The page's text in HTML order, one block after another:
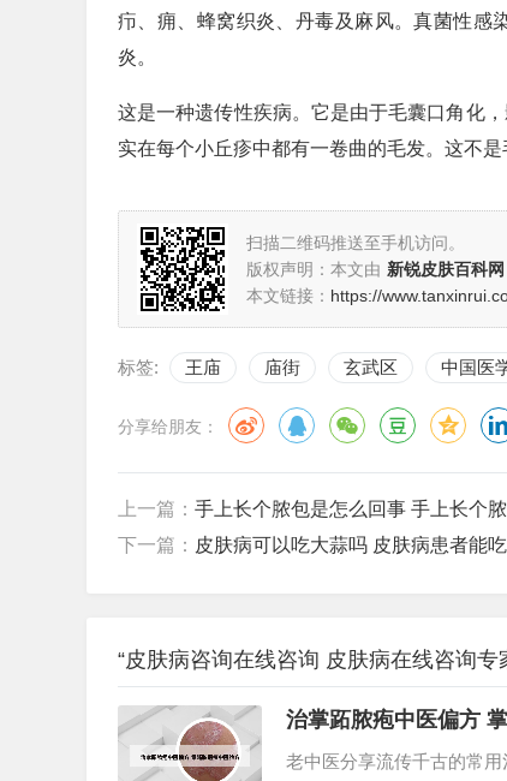
疖、痈、蜂窝织炎、丹毒及麻风。真菌性感
炎。
这是一种遗传性疾病。它是由于毛囊口角化
实在每个小丘疹中都有一卷曲的毛发。这不
扫描二维码推送至手机访问。
版权声明：本文由 新锐皮肤百科网
本文链接： https://
标签: 王庙 庙街 玄武区 中国医
分享给朋友：
上一篇： 手上长个脓包是怎么回事 手上长个
下一篇： 皮肤病可以吃大蒜吗 皮肤病患者能
“皮肤病咨询在线咨询 皮肤病在线咨询专
治掌跖脓疱中医偏方
老中医分享流传千古的常